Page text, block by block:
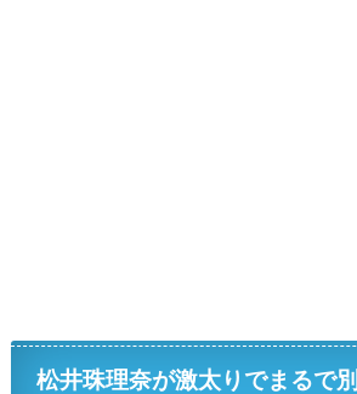
松井珠理奈が激太りでまるで